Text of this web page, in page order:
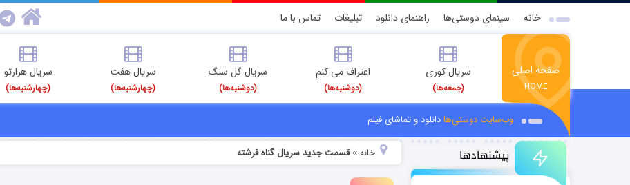
خانه سینمای دوستی‌ها راهنمای دانلود تبلیغات تماس با ما
صفحه اصلی
HOME
سریال کوری
(جمعه‌ها)
اعتراف می کنم
(دوشنبه‌ها)
سریال گل سنگ
(دوشنبه‌ها)
سریال هفت
(چهارشنبه‌ها)
سریال هزارتو
(چهارشنبه‌ها)
وب‌سایت دوستی‌هادانلود و تماشای فیلم
پیشنهادها خانه»قسمت جدید سریال گناه فرشته